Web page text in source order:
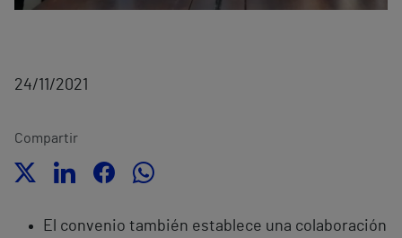
24/11/2021
Compartir
El convenio también establece una colaboración